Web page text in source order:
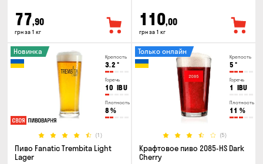
77,90
грн за 1 кг
110,00
грн за 1 кг
Крепость
3.2 °
Горечь
10 IBU
Плотность
8 %
(1)
Новинка
Пиво Fanatic Trembita Light
Lager
Крепость
5 °
Горечь
1 IBU
Плотность
11 %
(5)
Только онлайн
Крафтовое пиво 2085-HS Dark
Cherry